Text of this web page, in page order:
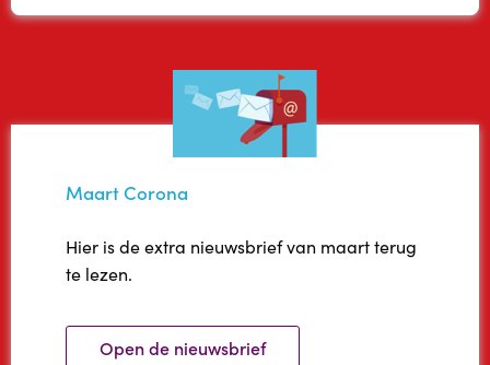
Maart Corona
Hier is de extra nieuwsbrief van maart terug
te lezen.
Open de nieuwsbrief